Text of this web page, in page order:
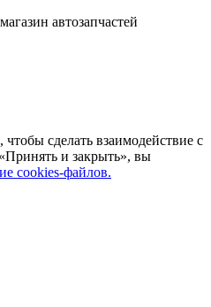
автозапчастей
сделать взаимодействие с
и закрыть», вы
cookies-файлов.